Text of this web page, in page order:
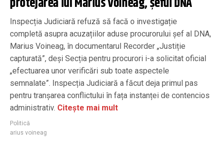
Inspecția Judiciară refuză să facă o investigație
completă asupra acuzațiilor aduse procurorului șef al DNA,
Marius Voineag, în documentarul Recorder „Justiție
capturată”, deși Secția pentru procurori i-a solicitat oficial
„efectuarea unor verificări sub toate aspectele
semnalate”. Inspecția Judiciară a făcut deja primul pas
pentru tranșarea conflictului în fața instanței de contencios
administrativ. Citește mai mult
Politică
arius voineag